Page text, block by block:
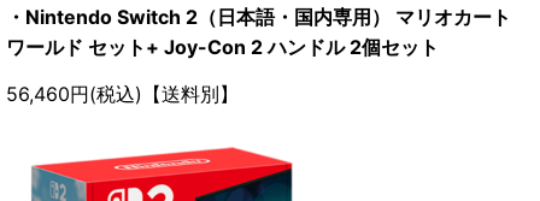
・Nintendo Switch 2（日本語・国内専用） マリオカート
ワールド セット+ Joy-Con 2 ハンドル 2個セット
56,460円(税込)【送料別】